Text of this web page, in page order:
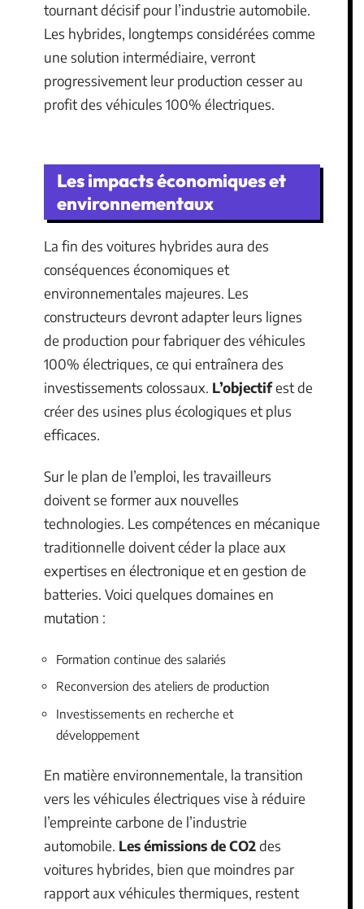
tournant décisif pour l’industrie automobile.
Les hybrides, longtemps considérées comme
une solution intermédiaire, verront
progressivement leur production cesser au
profit des véhicules 100% électriques.
Les impacts économiques et
environnementaux
La fin des voitures hybrides aura des
conséquences économiques et
environnementales majeures. Les
constructeurs devront adapter leurs lignes
de production pour fabriquer des véhicules
100% électriques, ce qui entraînera des
investissements colossaux. L’objectifest de
créer des usines plus écologiques et plus
efficaces.
Sur le plan de l’emploi, les travailleurs
doivent se former aux nouvelles
technologies. Les compétences en mécanique
traditionnelle doivent céder la place aux
expertises en électronique et en gestion de
batteries. Voici quelques domaines en
mutation :
Formation continue des salariés
Reconversion des ateliers de production
Investissements en recherche et
développement
En matière environnementale, la transition
vers les véhicules électriques vise à réduire
l’empreinte carbone de l’industrie
automobile. Les émissions de CO2des
voitures hybrides, bien que moindres par
rapport aux véhicules thermiques, restent